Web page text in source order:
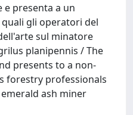
e presenta a un
gli operatori del
sul minatore
planipennis / The
presents to a non-
forestry professionals
ash miner